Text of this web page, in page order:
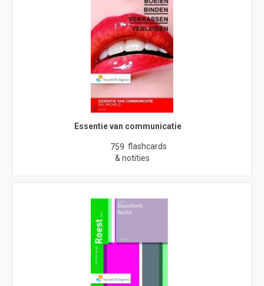
Essentie van communicatie
759 flashcards
& notities